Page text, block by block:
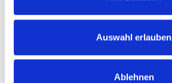
Auswahl erlauben
Ablehnen